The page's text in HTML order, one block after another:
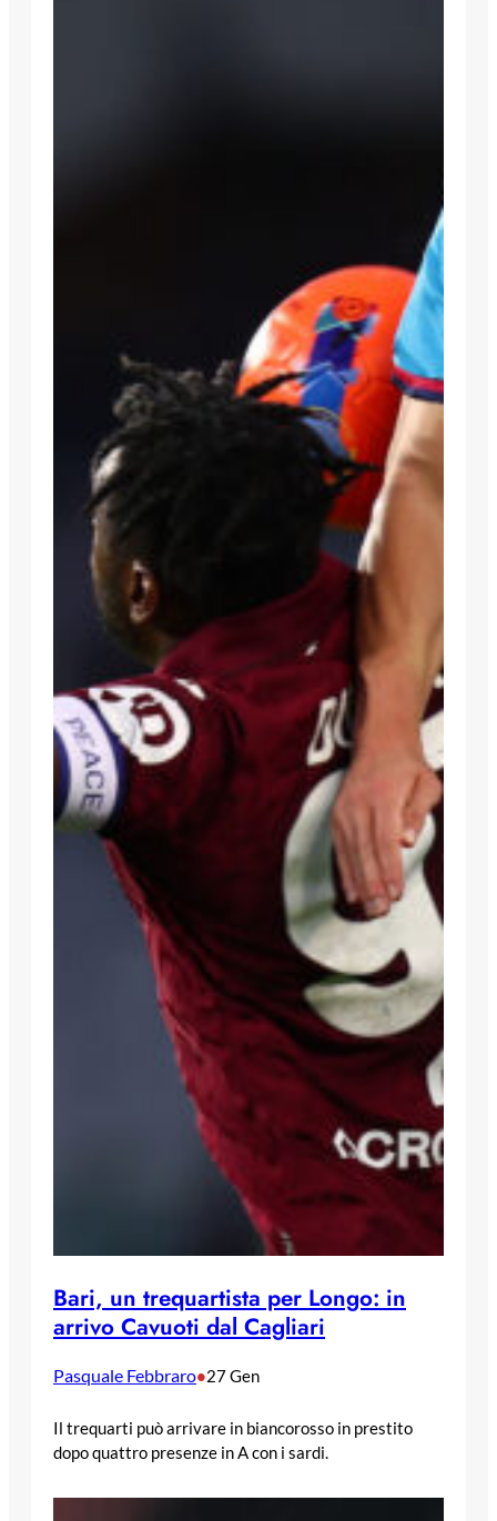
Bari, un trequartista per Longo: in
arrivo Cavuoti dal Cagliari
Pasquale Febbraro•27 Gen
Il trequarti può arrivare in biancorosso in prestito
dopo quattro presenze in A con i sardi.